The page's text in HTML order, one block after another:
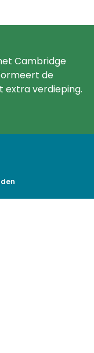
Cambridge
de
extra verdieping.